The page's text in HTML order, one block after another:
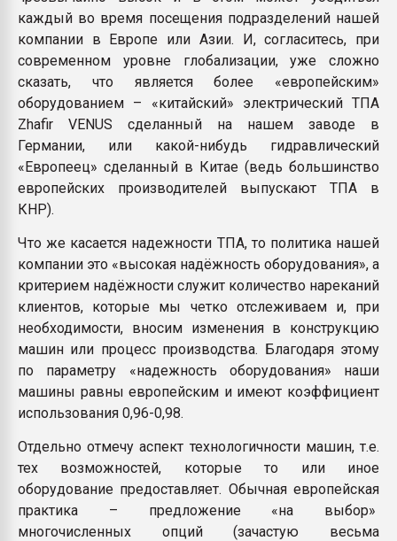
каждый во время посещения подразделений нашей
компании в Европе или Азии. И, согласитесь, при
современном уровне глобализации, уже сложно
сказать, что является более «европейским»
оборудованием – «китайский» электрический ТПА
Zhafir VENUS сделанный на нашем заводе в
Германии, или какой-нибудь гидравлический
«Европеец» сделанный в Китае (ведь большинство
европейских производителей выпускают ТПА в
КНР).
Что же касается надежности ТПА, то политика нашей
компании это «высокая надёжность оборудования», а
критерием надёжности служит количество нареканий
клиентов, которые мы четко отслеживаем и, при
необходимости, вносим изменения в конструкцию
машин или процесс производства. Благодаря этому
по параметру «надежность оборудования» наши
машины равны европейским и имеют коэффициент
использования 0,96-0,98.
Отдельно отмечу аспект технологичности машин, т.е.
тех возможностей, которые то или иное
оборудование предоставляет. Обычная европейская
практика – предложение «на выбор»
многочисленных опций (зачастую весьма